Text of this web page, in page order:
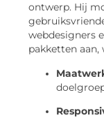
ontwerp. Hij
webdesigners
pakketten aan,